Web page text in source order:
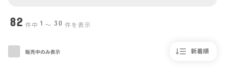
82 件中 1 〜 30 件を表示
新着順
販売中のみ表示